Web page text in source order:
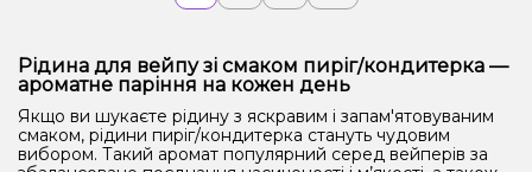
Рідина для вейпу зі смаком пиріг/кондитерка —
ароматне паріння на кожен день
Якщо ви шукаєте рідину з яскравим і запам'ятовуваним
смаком, рідини пиріг/кондитерка стануть чудовим
вибором. Такий аромат популярний серед вейперів за